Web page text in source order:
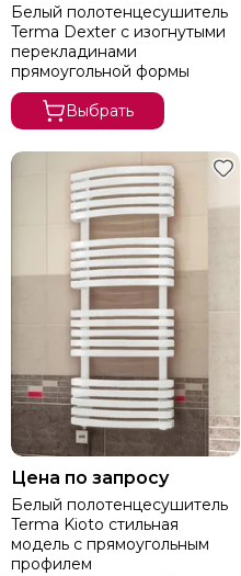
Белый полотенцесушитель
Terma Dexter с изогнутыми
перекладинами
прямоугольной формы
Выбрать
Цена по запросу
Белый полотенцесушитель
Terma Kioto стильная
модель с прямоугольным
профилем